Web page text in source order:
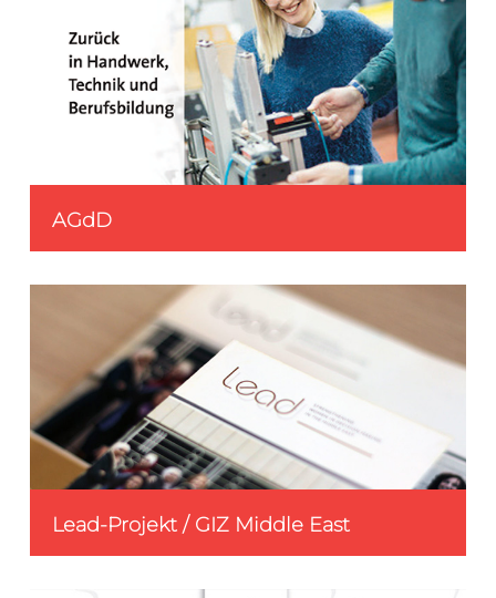
AGdD
Lead-Projekt / GIZ Middle East